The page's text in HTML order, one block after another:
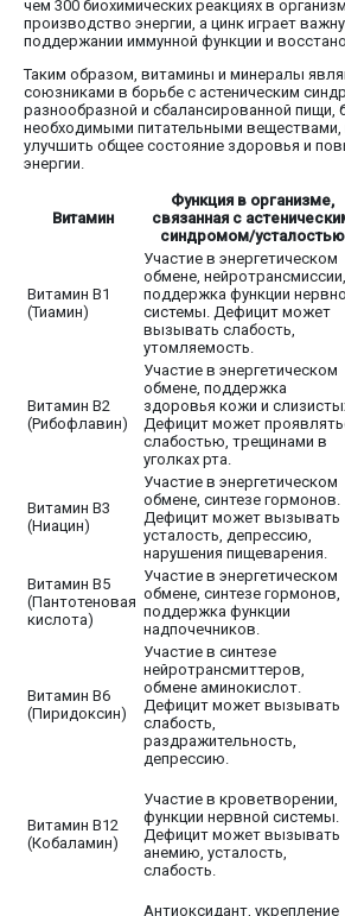
чем 300 биохимических реакциях в
производство энергии, а цинк играет
поддержании иммунной функции и
Таким образом, витамины и минералы
союзниками в борьбе с астеническим
разнообразной и сбалансированной пищи,
необходимыми питательными веществами,
улучшить общее состояние здоровья и
энергии.
Витамин
Функция в организме,
связанная с
синдромом/усталостью
Витамин B1
(Тиамин)
Участие в энергетическом
обмене, нейротрансмиссии,
поддержка функции
системы. Дефицит может
вызывать слабость,
утомляемость.
Витамин B2
(Рибофлавин)
Участие в энергетическом
обмене, поддержка
здоровья кожи и
Дефицит может
слабостью, трещинами в
уголках рта.
Витамин B3
(Ниацин)
Участие в энергетическом
обмене, синтезе гормонов.
Дефицит может вызывать
усталость, депрессию,
нарушения пищеварения.
Витамин B5
(Пантотеновая
кислота)
Участие в энергетическом
обмене, синтезе гормонов,
поддержка функции
надпочечников.
Витамин B6
(Пиридоксин)
Участие в синтезе
нейротрансмиттеров,
обмене аминокислот.
Дефицит может вызывать
слабость,
раздражительность,
депрессию.
Витамин B12
(Кобаламин)
Участие в кроветворении,
функции нервной системы.
Дефицит может вызывать
анемию, усталость,
слабость.
Антиоксидант, укрепление